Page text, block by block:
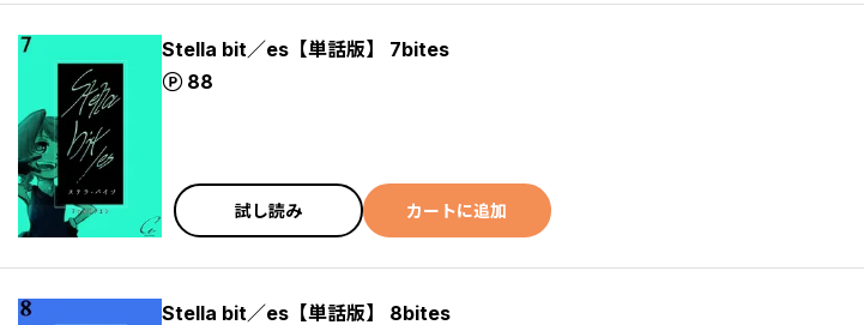
Stella bit／es【単話版】 7bites
88
ポイント
試し読み カートに追加
Stella bit／es【単話版】 8bites